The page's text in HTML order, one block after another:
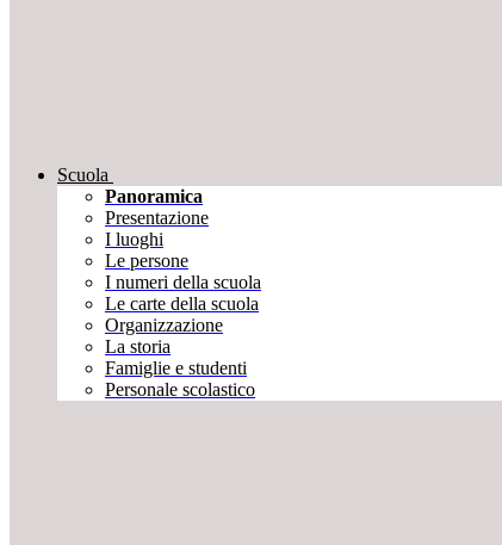
Scuola
Panoramica
Presentazione
I luoghi
Le persone
I numeri della scuola
Le carte della scuola
Organizzazione
La storia
Famiglie e studenti
Personale scolastico